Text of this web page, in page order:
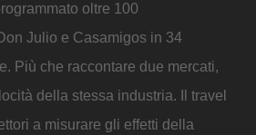
oltre 100
Julio e Casamigos in 34
Più che raccontare due mercati,
della stessa industria. Il travel
a misurare gli effetti della